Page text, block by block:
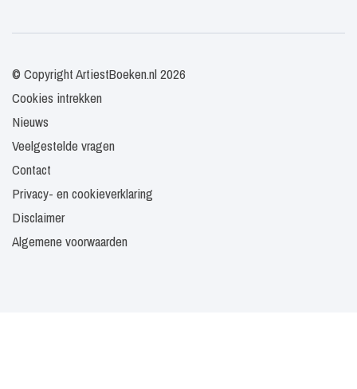
© Copyright ArtiestBoeken.nl 2026
Cookies intrekken
Nieuws
Veelgestelde vragen
Contact
Privacy- en cookieverklaring
Disclaimer
Algemene voorwaarden